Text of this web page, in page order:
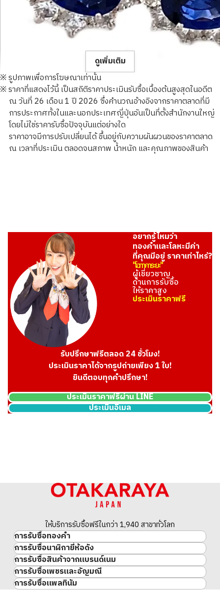
Platinum (Pt900) earrings
ราคารับซื้ออ้างอิง
ราคารับซื้ออ้างอิง
ดูเพิ่มเติม
※ รูปภาพเพื่อการโฆษณาเท่านั้น
※ ราคาที่แสดงไว้นี้ เป็นสถิติราคาประเมินรับซื้อเบื้องต้นสูงสุดในอดีต
ณ วันที่ 26 เดือน 1 ปี 2026 ซึ่งคำนวณอ้างอิงจากราคาตลาดที่มี
การประกาศทั้งในและนอกประเทศญี่ปุ่นอันเป็นที่ตั้งสำนักงานใหญ่
โดยไม่ใช่ราคารับซื้อปัจจุบันแต่อย่างใด
ราคาอาจมีการปรับเปลี่ยนได้ ขึ้นอยู่กับความผันผวนของราคาตลาด
ณ เวลาที่ประเมิน ตลอดจนสภาพ น้ำหนัก และคุณภาพของสินค้า
อยากรู้ไหมว่า
ทองคำและโลหะมีค่า
ที่คุณมีอยู่ ราคาเท่าไหร่?
"โอทาคาระยะ"
ผู้เชี่ยวชาญ
ด้านการรับซื้อ
ให้ราคาสูง
ประเมินราคาฟรี
รับปรึกษาฟรีตลอด 24 ชั่วโมง!
ประเมินราคาได้จากรูปถ่ายเพียง 1 ใบ!
ยินดีตอบทุกคำปรึกษา!
ประเมินราคาฟรีผ่าน LINE
ประเมินอีเมล
ให้บริการรับซื้อฟรีในกว่า 1,940 สาขาทั่วโลก
การรับซื้อทองคำ
ทองคำ
ทองคำแท่ง
เหรียญทองคำ/เหรียญเงิน
ประวัติราคาทองคำ 10 ปี
การรับซื้อนาฬิกายี่ห้อดัง
นาฬิกาแบรนด์เนม
Rolex
Patek Philippe
การรับซื้อสินค้าจากแบรนด์เนม
สินค้าแบรนด์เนม
Cartier
การรับซื้อเพชรและอัญมณี
อัญมณี
การรับซื้อแพลทินัม